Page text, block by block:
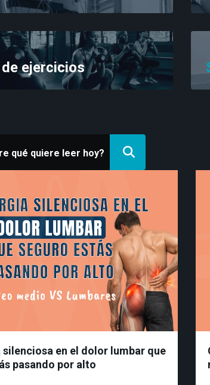
ejercicios
silenciosa en el dolor lumbar que
pasando por alto